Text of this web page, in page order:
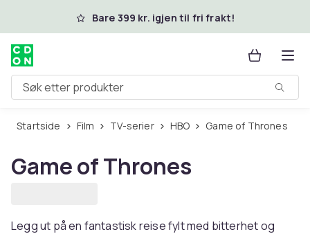
Hopp til hovedinnholdBare 399 kr. igjen til fri frakt!
Søk etter produkter
Startside Film TV-serier HBO Game of Thrones
Game of Thrones
Legg ut på en fantastisk reise fylt med bitterhet og